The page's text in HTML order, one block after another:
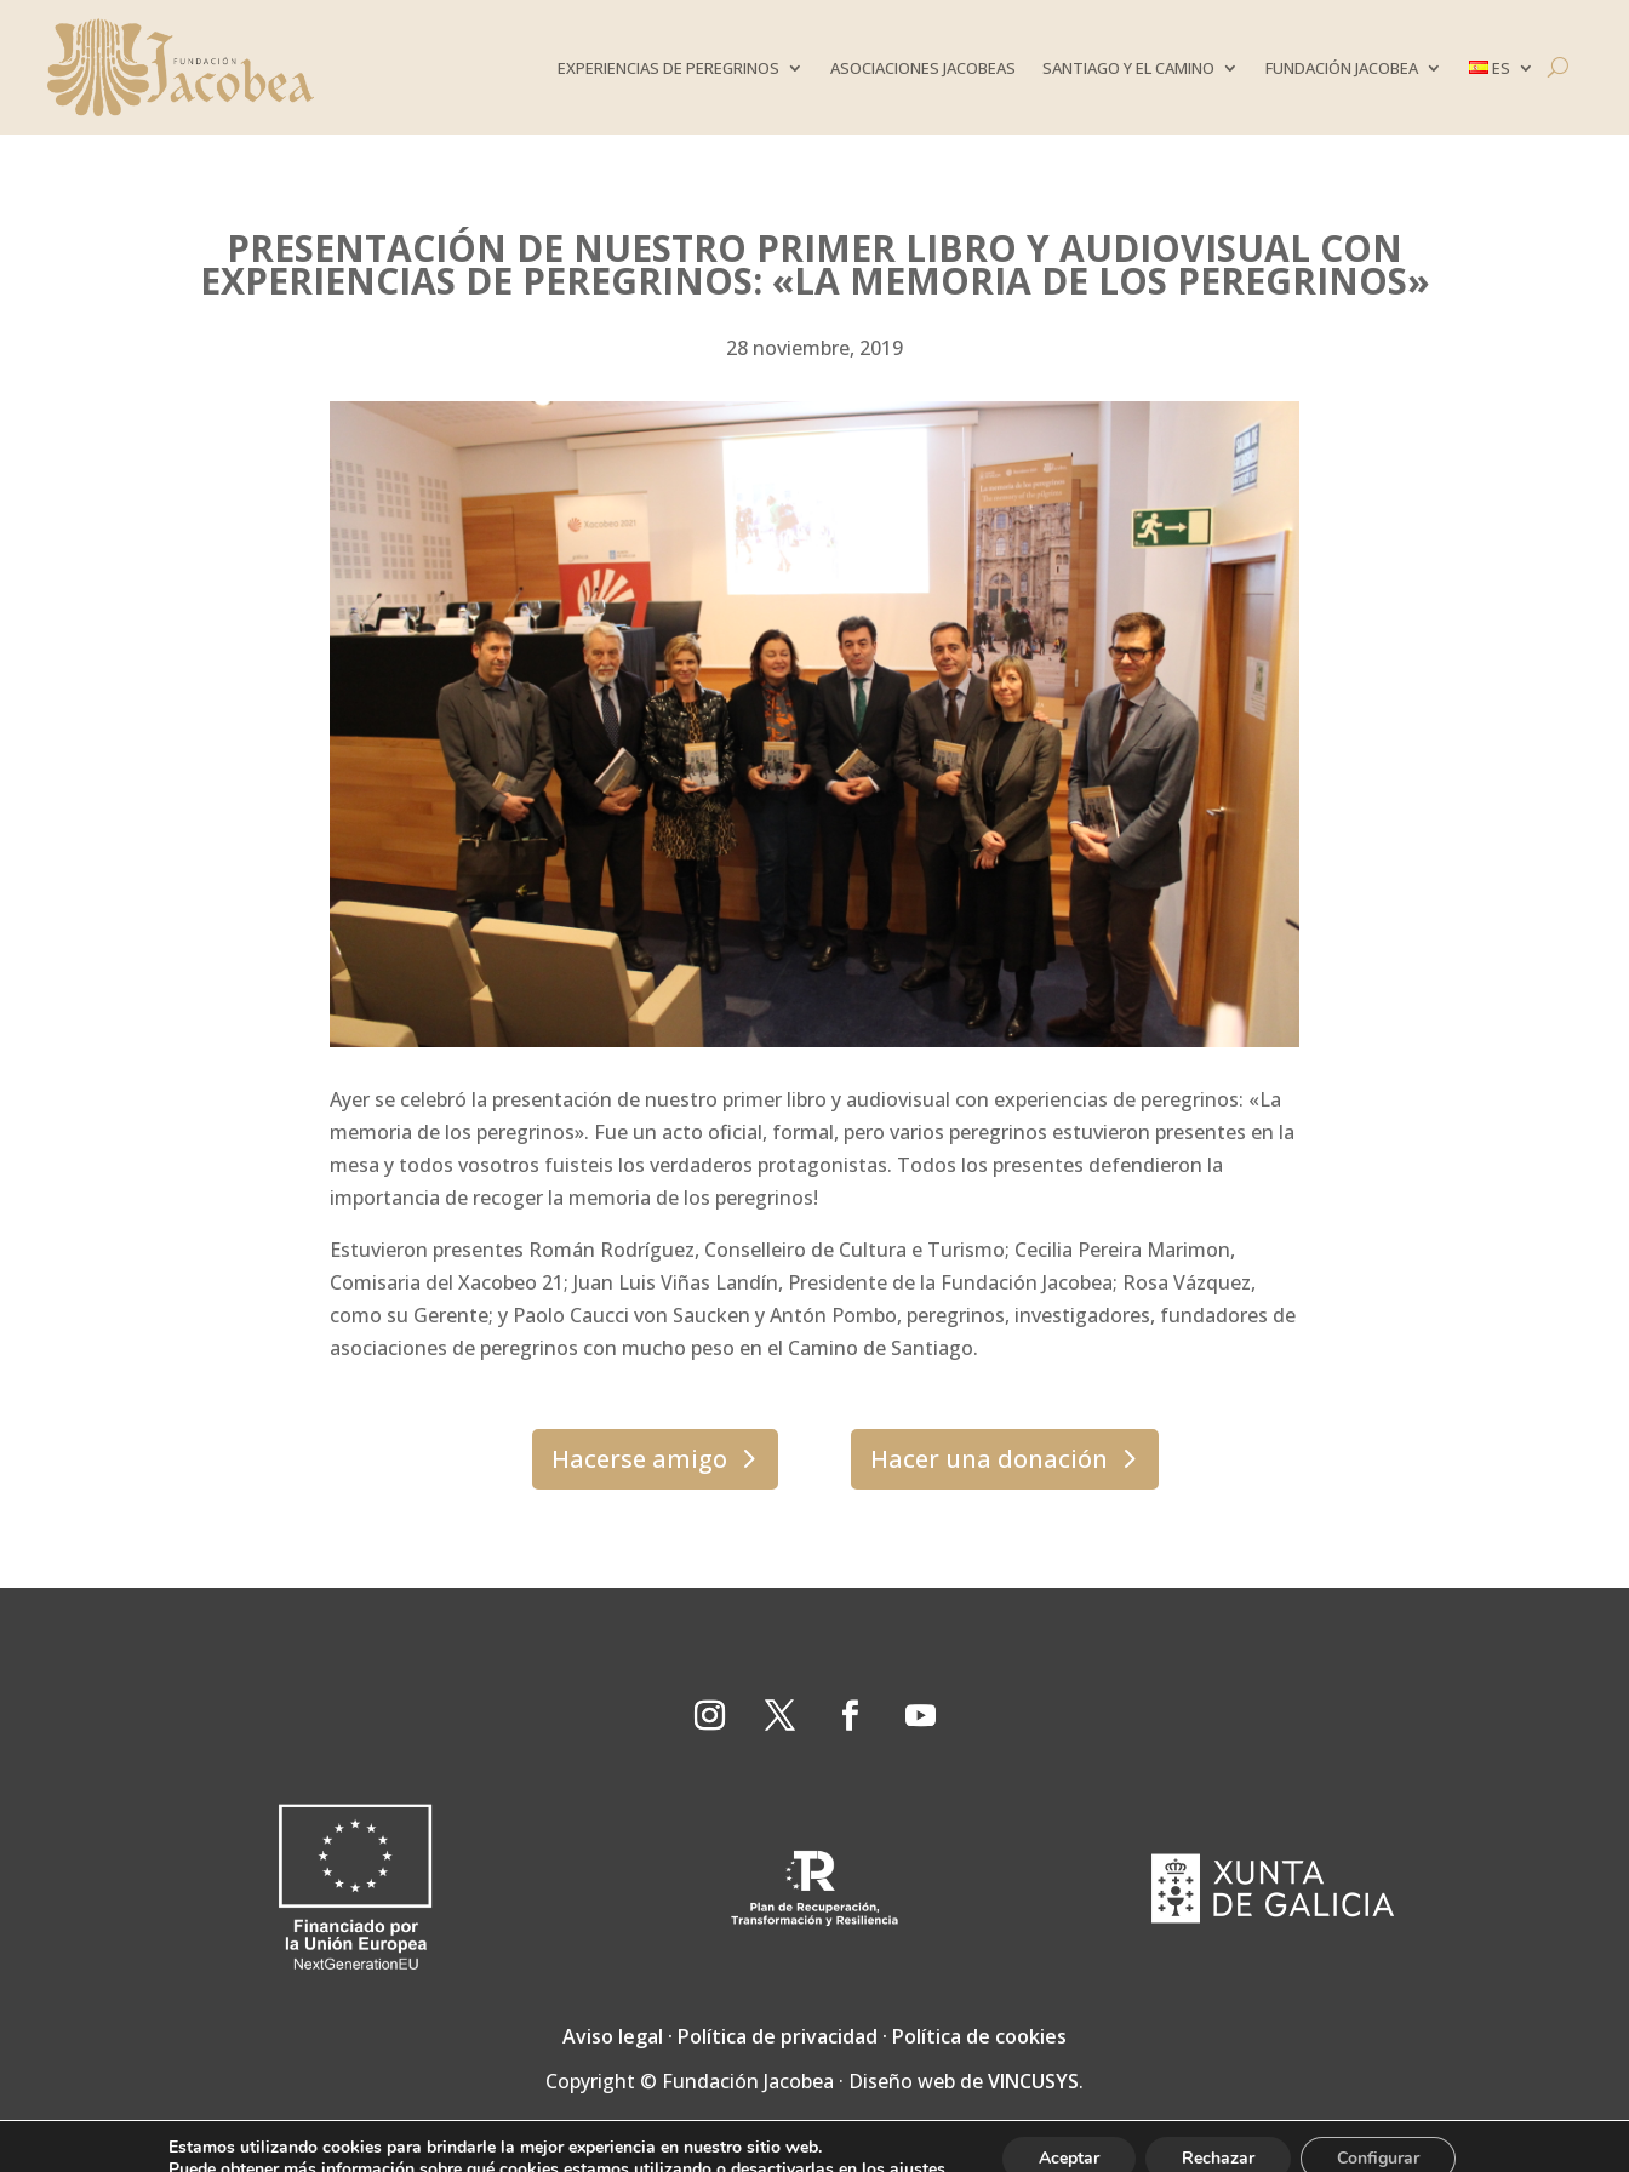
EXPERIENCIAS DE PEREGRINOS ASOCIACIONES JACOBEAS SANTIAGO Y EL CAMINO FUNDACIÓN JACOBEA ES
PRESENTACIÓN DE NUESTRO PRIMER LIBRO Y AUDIOVISUAL CON
EXPERIENCIAS DE PEREGRINOS: «LA MEMORIA DE LOS PEREGRINOS»
28 noviembre, 2019
Ayer se celebró la presentación de nuestro primer libro y audiovisual con experiencias de peregrinos: «La
memoria de los peregrinos». Fue un acto oficial, formal, pero varios peregrinos estuvieron presentes en la
mesa y todos vosotros fuisteis los verdaderos protagonistas. Todos los presentes defendieron la
importancia de recoger la memoria de los peregrinos!
Estuvieron presentes Román Rodríguez, Conselleiro de Cultura e Turismo; Cecilia Pereira Marimon,
Comisaria del Xacobeo 21; Juan Luis Viñas Landín, Presidente de la Fundación Jacobea; Rosa Vázquez,
como su Gerente; y Paolo Caucci von Saucken y Antón Pombo, peregrinos, investigadores, fundadores de
asociaciones de peregrinos con mucho peso en el Camino de Santiago.
Hacerse amigo Hacer una donación
Aviso legal · Política de privacidad · Política de cookies
Copyright © Fundación Jacobea · Diseño web deVINCUSYS.
Estamos utilizando cookies para brindarle la mejor experiencia en nuestro sitio web.
Aceptar Rechazar Configurar